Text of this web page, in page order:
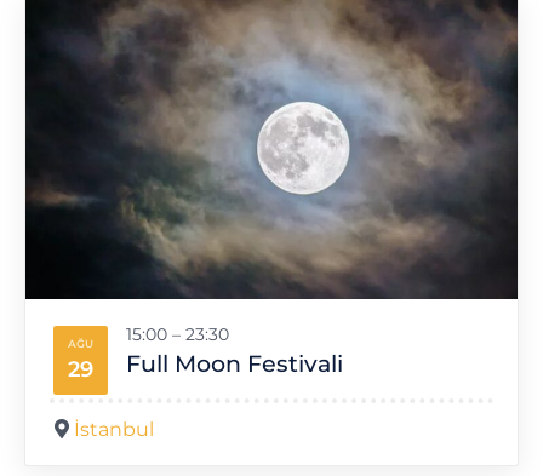
AĞU
29 Full Moon Festivali
15:00 – 23:30
İstanbul